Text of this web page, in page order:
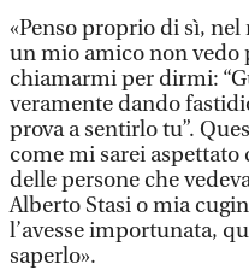
«Penso proprio di sì,
un mio amico non vedo
chiamarmi per dirmi:
veramente dando
prova a sentirlo tu”.
come mi sarei aspettato
delle persone che
Alberto Stasi o mia
l’avesse importunata,
saperlo».